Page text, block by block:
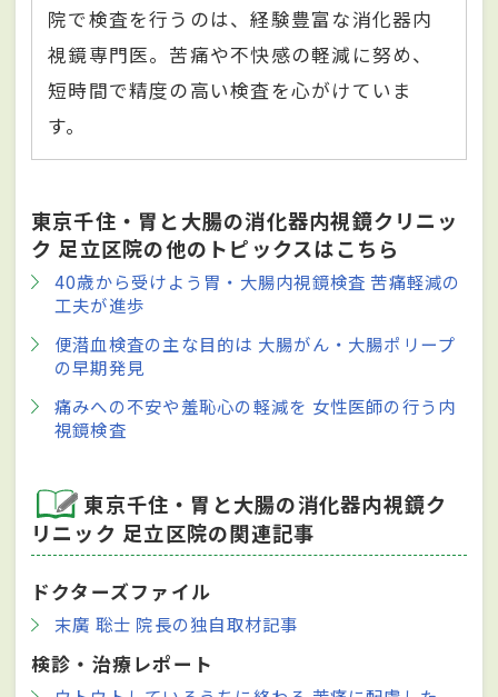
院で検査を行うのは、経験豊富な消化器内
視鏡専門医。苦痛や不快感の軽減に努め、
短時間で精度の高い検査を心がけていま
す。
東京千住・胃と大腸の消化器内視鏡クリニッ
ク 足立区院の他のトピックスはこちら
40歳から受けよう胃・大腸内視鏡検査 苦痛軽減の
工夫が進歩
便潜血検査の主な目的は 大腸がん・大腸ポリープ
の早期発見
痛みへの不安や羞恥心の軽減を 女性医師の行う内
視鏡検査
東京千住・胃と大腸の消化器内視鏡ク
リニック 足立区院の関連記事
ドクターズファイル
末廣 聡士 院長の独自取材記事
検診・治療レポート